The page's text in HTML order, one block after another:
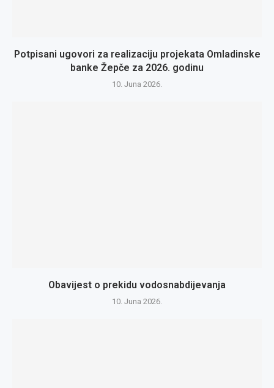
Potpisani ugovori za realizaciju projekata Omladinske
banke Žepče za 2026. godinu
10. Juna 2026.
Obavijest o prekidu vodosnabdijevanja
10. Juna 2026.